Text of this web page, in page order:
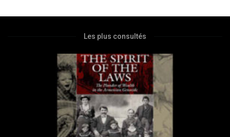
Les plus consultés